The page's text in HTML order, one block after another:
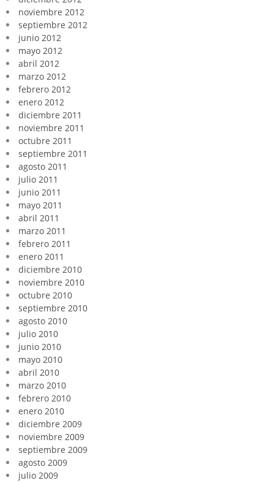
noviembre 2012
septiembre 2012
junio 2012
mayo 2012
abril 2012
marzo 2012
febrero 2012
enero 2012
diciembre 2011
noviembre 2011
octubre 2011
septiembre 2011
agosto 2011
julio 2011
junio 2011
mayo 2011
abril 2011
marzo 2011
febrero 2011
enero 2011
diciembre 2010
noviembre 2010
octubre 2010
septiembre 2010
agosto 2010
julio 2010
junio 2010
mayo 2010
abril 2010
marzo 2010
febrero 2010
enero 2010
diciembre 2009
noviembre 2009
septiembre 2009
agosto 2009
julio 2009